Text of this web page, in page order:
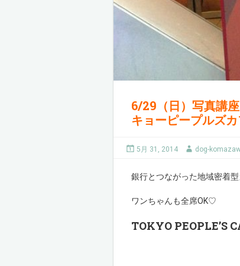
6/29（日）写真講
キョーピープルズカ
5月 31, 2014 dog-
銀行とつながった地域密着型
ワンちゃんも全席OK♡
TOKYO PEOPLE’S